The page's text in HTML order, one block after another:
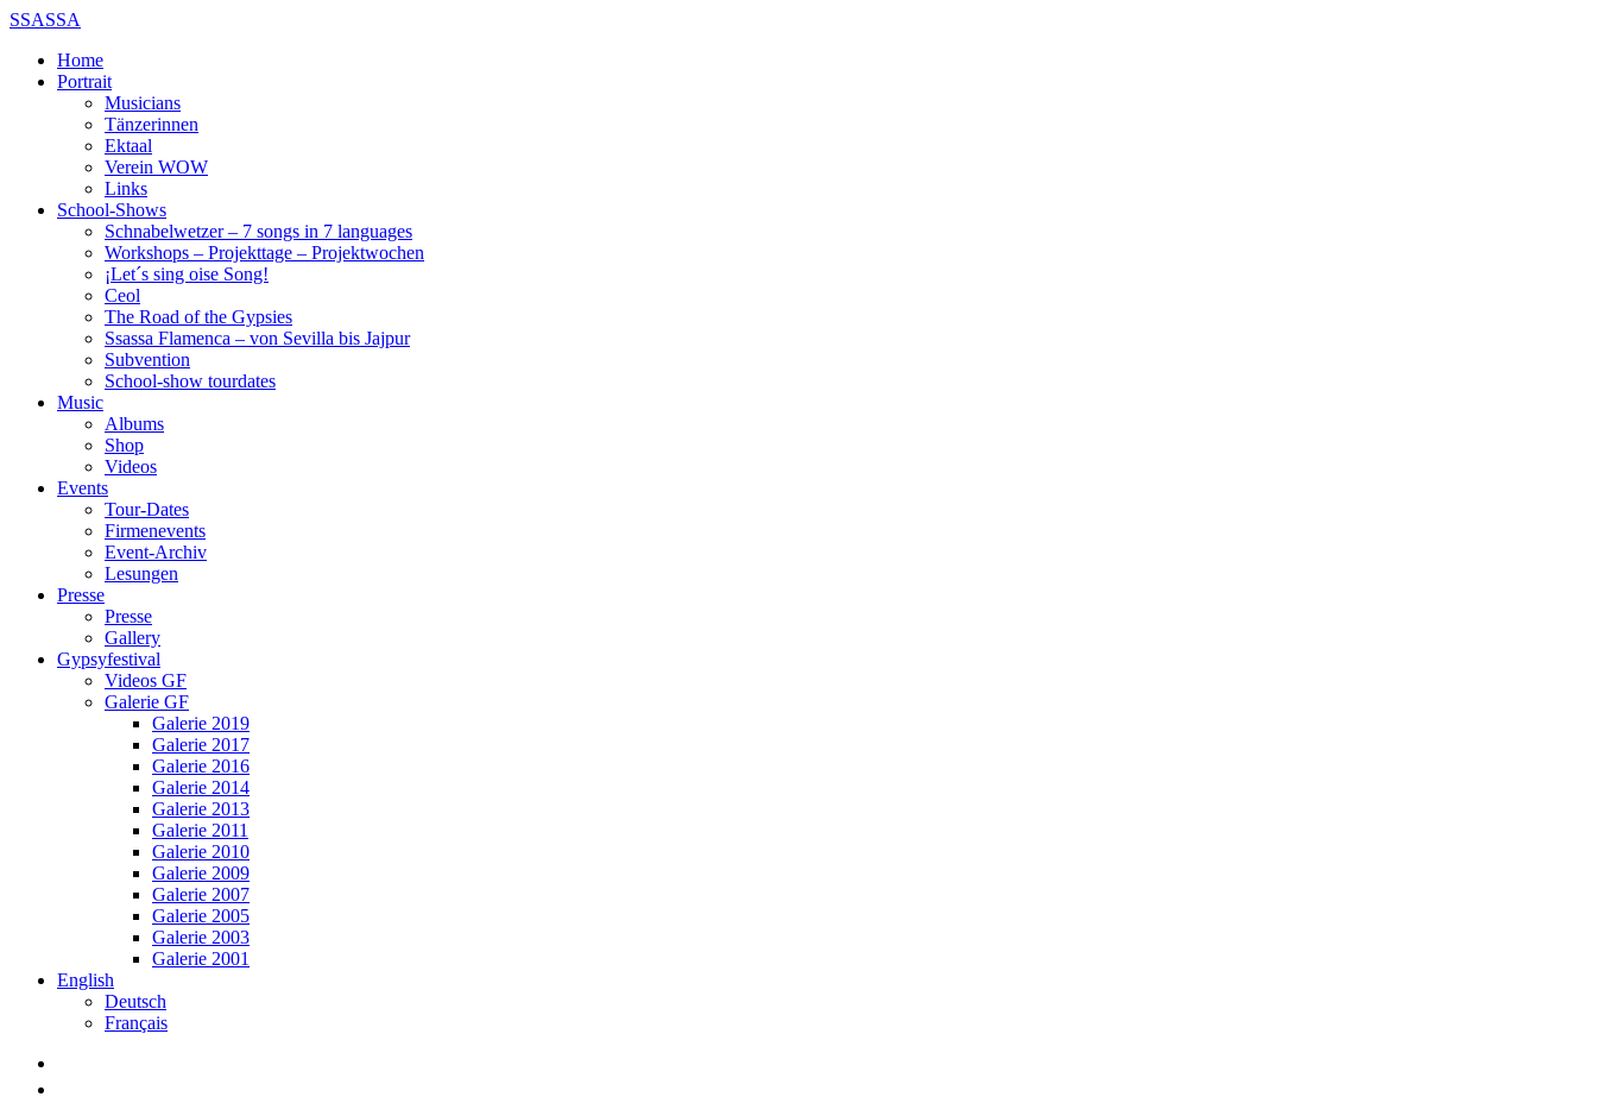
SSASSA
Home
Portrait
Musicians
Tänzerinnen
Ektaal
Verein WOW
Links
School-Shows
Schnabelwetzer – 7 songs in 7 languages
Workshops – Projekttage – Projektwochen
¡Let´s sing oise Song!
Ceol
The Road of the Gypsies
Ssassa Flamenca – von Sevilla bis Jajpur
Subvention
School-show tourdates
Music
Albums
Shop
Videos
Events
Tour-Dates
Firmenevents
Event-Archiv
Lesungen
Presse
Presse
Gallery
Gypsyfestival
Videos GF
Galerie GF
Galerie 2019
Galerie 2017
Galerie 2016
Galerie 2014
Galerie 2013
Galerie 2011
Galerie 2010
Galerie 2009
Galerie 2007
Galerie 2005
Galerie 2003
Galerie 2001
English
Deutsch
Français